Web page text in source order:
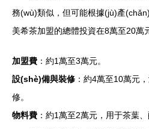
務(wù)類似，但可能根據(jù)產
美希茶加盟的總體投資在8萬至20萬
加盟費 ：約1萬至3萬元。
設(shè)備與裝修 ：約4萬至10萬元
修。
物料費 ：約1萬至2萬元，用于茶葉